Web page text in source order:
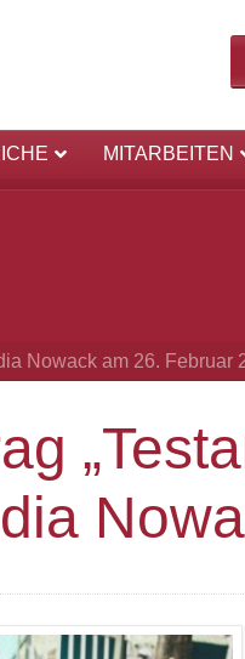
MITARBEITEN
Nowack am 26. Februar